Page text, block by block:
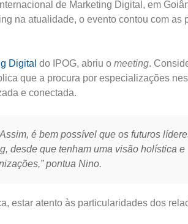
de Marketing Digital, em
na atualidade, o evento contou com as
Digital do IPOG, abriu o meeting.
que a procura por especializações
e conectada.
é bem possível que os futuros
desde que tenham uma visão holística e
pontua Nino.
estar atento às particularidades dos